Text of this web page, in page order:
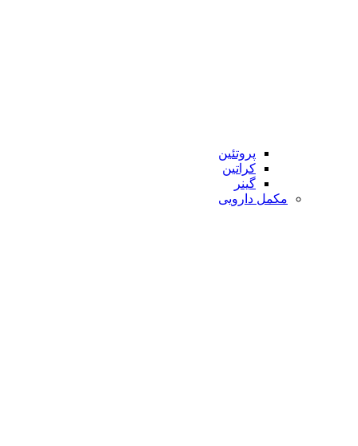
پروتئین
کراتین
گینر
مکمل دارویی